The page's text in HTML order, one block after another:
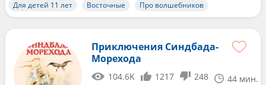
Для детей 11 лет
Восточные Про волшебников
Приключения Синдбада-
Морехода
104.6K 1217 248 44 мин.